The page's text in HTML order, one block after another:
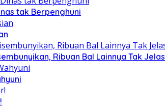
tak Berpenghuni
Ribuan Bal Lainnya Tak Jelas